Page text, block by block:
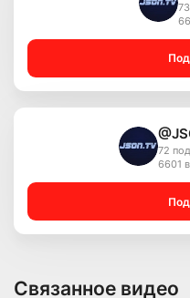
72
6601
Связанное видео